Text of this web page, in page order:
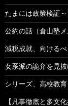
たまには政策検証
公約の話（倉山塾メ
減税成就、向ける
女系派の詭弁を見
シリーズ、高校教
【凡事徹底と多文